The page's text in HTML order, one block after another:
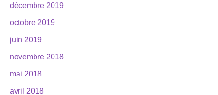
décembre 2019
octobre 2019
juin 2019
novembre 2018
mai 2018
avril 2018